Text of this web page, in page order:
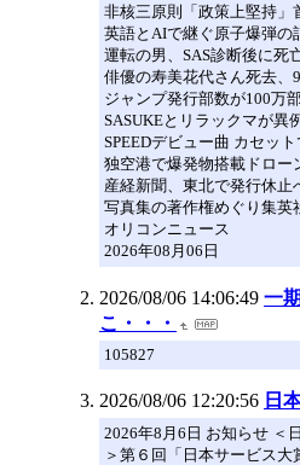
非核三原則「政策上堅持」
英語とAIで継ぐ原子爆弾の
運転の男、SAS診断後に死
俳優の寿美花代さん死去、
ジャンプ発行部数が100万
SASUKEとリラックマが異
SPEEDデビュー曲 カセッ
独空港で爆発物搭載ドロー
産経新聞、東北で発行休止
写真集の著作権めぐり集英
オリコンニュース
2026年08月06日
2026/08/06 14:06:49 一
こ・・・
105827
2026/08/06 12:20:56 日
2026年8月6日 お知らせ ＜
＞第６回「日本サービス